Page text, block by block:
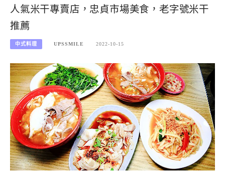
人氣米干專賣店，忠貞市場美食，老字號米干
推薦
中式料理 UPSSMILE 2022-10-15